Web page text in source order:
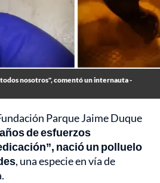
todos nosotros", comentó un internauta -
Parque Jaime Duque
de esfuerzos
nació un polluelo
, una especie en vía de